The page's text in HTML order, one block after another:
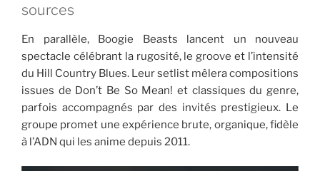
sources
En parallèle, Boogie Beasts lancent un nouveau
spectacle célébrant la rugosité, le groove et l’intensité
du Hill Country Blues. Leur setlist mêlera compositions
issues de Don’t Be So Mean! et classiques du genre,
parfois accompagnés par des invités prestigieux. Le
groupe promet une expérience brute, organique, fidèle
à l’ADN qui les anime depuis 2011.